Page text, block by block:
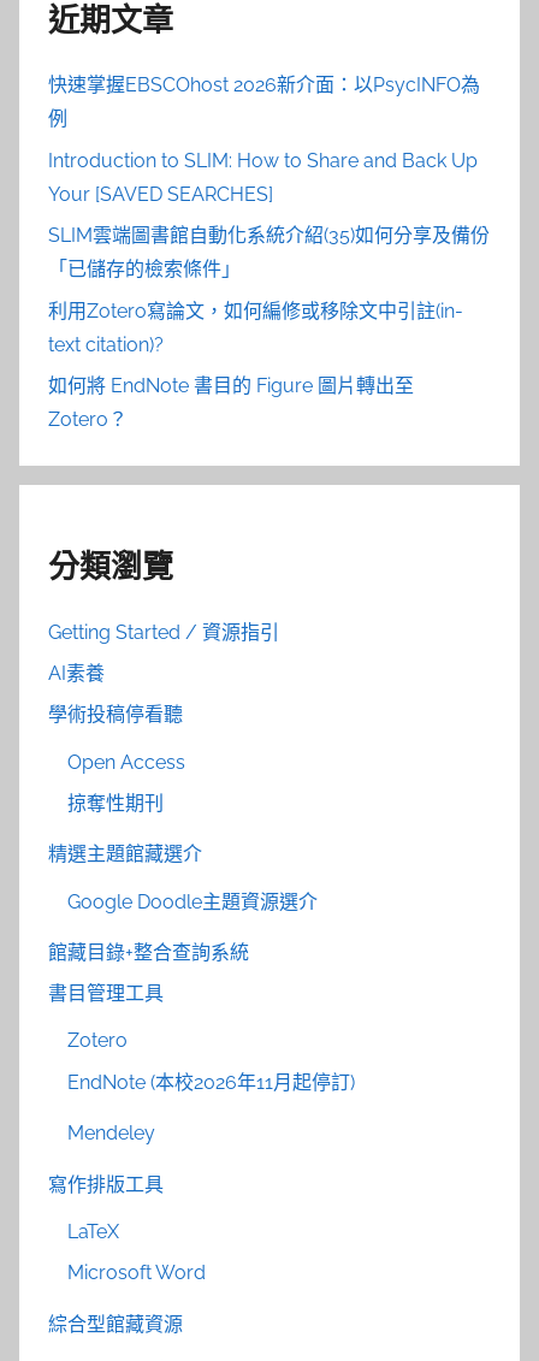
近期文章
快速掌握EBSCOhost 2026新介面：以PsycINFO為
例
Introduction to SLIM: How to Share and Back Up
Your [SAVED SEARCHES]
SLIM雲端圖書館自動化系統介紹(35)如何分享及備份
「已儲存的檢索條件」
利用Zotero寫論文，如何編修或移除文中引註(in-
text citation)?
如何將 EndNote 書目的 Figure 圖片轉出至
Zotero？
分類瀏覽
Getting Started / 資源指引
AI素養
學術投稿停看聽
Open Access
掠奪性期刊
精選主題館藏選介
Google Doodle主題資源選介
館藏目錄+整合查詢系統
書目管理工具
Zotero
EndNote (本校2026年11月起停訂)
Mendeley
寫作排版工具
LaTeX
Microsoft Word
綜合型館藏資源